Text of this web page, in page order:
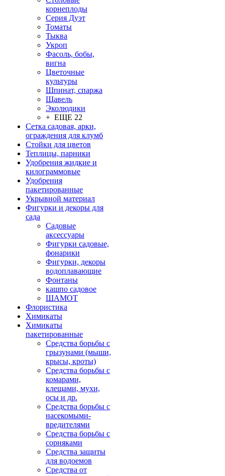
корнеплоды
Серия Дуэт
Томаты
Тыква
Укроп
Фасоль, бобы,
вигна
Цветочные
культуры
Шпинат, спаржа
Щавель
Эколюдики
+ ЕЩЕ 22
Сетка садовая, арки,
ограждения для клумб
Стойки для цветов
Теплицы, парники
Удобрения жидкие и
килограммовые
Удобрения
пакетированные
Укрывной материал
Фигурки и декоры для
сада
Садовые
аксессуары
Фигурки садовые,
фонарики
Фигурки, декоры
водоплавающие
Фонтаны
кашпо садовое
ШАМОТ
Флористика
Химикаты
Химикаты
пакетированные
Средства борьбы с
грызунами (мыши,
крысы, кроты)
Средства борьбы с
комарами,
клещами, мухи,
осы и др.
Средства борьбы с
насекомыми-
вредителями
Средства борьбы с
сорняками
Средства защиты
для водоемов
Средства от